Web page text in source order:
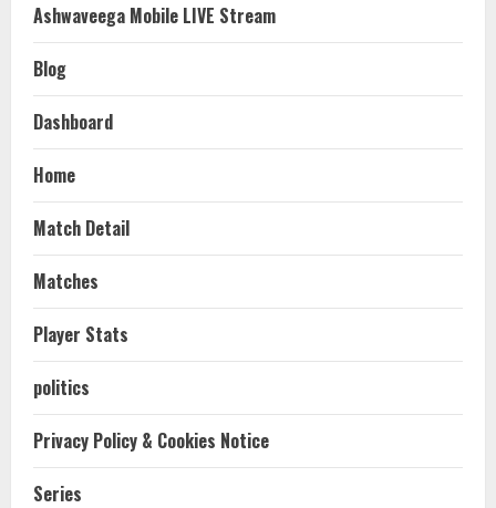
Ashwaveega Mobile LIVE Stream
Blog
Dashboard
Home
Match Detail
Matches
Player Stats
politics
Privacy Policy & Cookies Notice
Series